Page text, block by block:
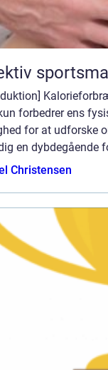
forbedrer ens
for at udforske
en dybdegående
Christensen